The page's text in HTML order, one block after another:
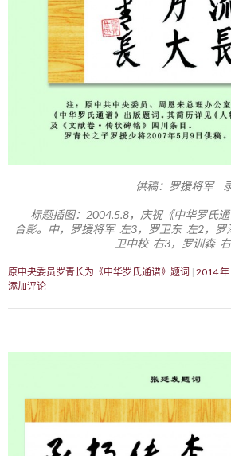
供稿：罗援将军
标题插图：2004.5.8，庆祝《中华罗氏
合影。中，罗援将军 左3，罗卫东 左2，
卫中校 右3，罗训森
原中央委员罗青长为《中华罗氏通谱》题词 2014 年
添加评论